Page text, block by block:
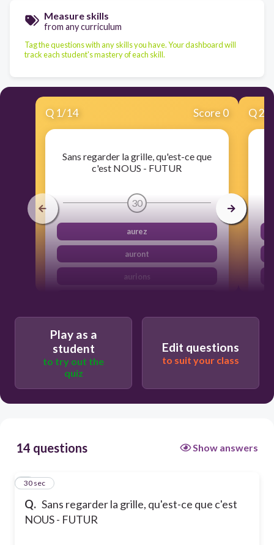
Measure skills
from any curriculum
Tag the questions with any skills you have. Your dashboard will
track each student's mastery of each skill.
Q 1/14 Score 0
Sans regarder la grille, qu'est-ce que
c'est NOUS - FUTUR
30
aurez
auront
aurions
Q2
Play as a
student
to try out the
quiz
Edit questions
to suit your class
14 questions Show answers
Q. Sans regarder la grille, qu'est-ce que c'est
NOUS - FUTUR
1
30 sec